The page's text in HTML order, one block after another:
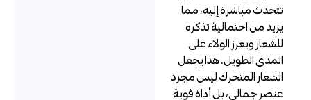
تتحدث مباشرة إليه، مما
يزيد من احتمالية تذكره
للشعار ويعزز الولاء على
المدى الطويل. هذا يجعل
الشعار المتحرك ليس مجرد
عنصر جمالي، بل أداة قوية